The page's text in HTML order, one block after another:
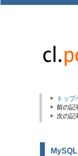
トップ
前の記
次の記